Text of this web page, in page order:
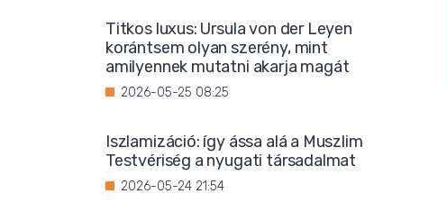
Titkos luxus: Ursula von der Leyen
korántsem olyan szerény, mint
amilyennek mutatni akarja magát
2026-05-25 08:25
Iszlamizáció: így ássa alá a Muszlim
Testvériség a nyugati társadalmat
2026-05-24 21:54